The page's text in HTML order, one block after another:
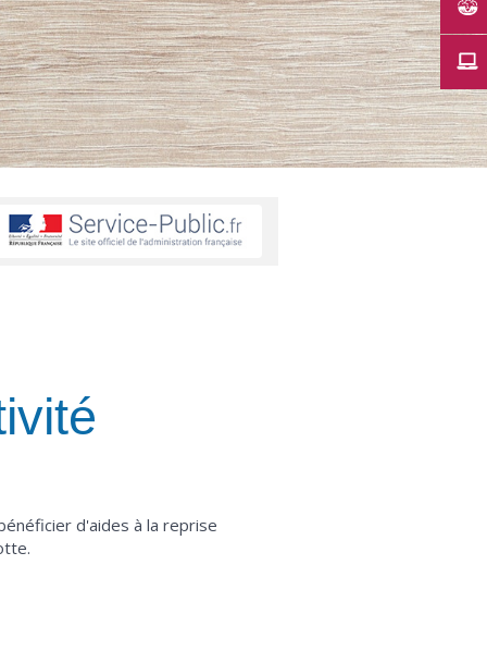
d'aides à la reprise